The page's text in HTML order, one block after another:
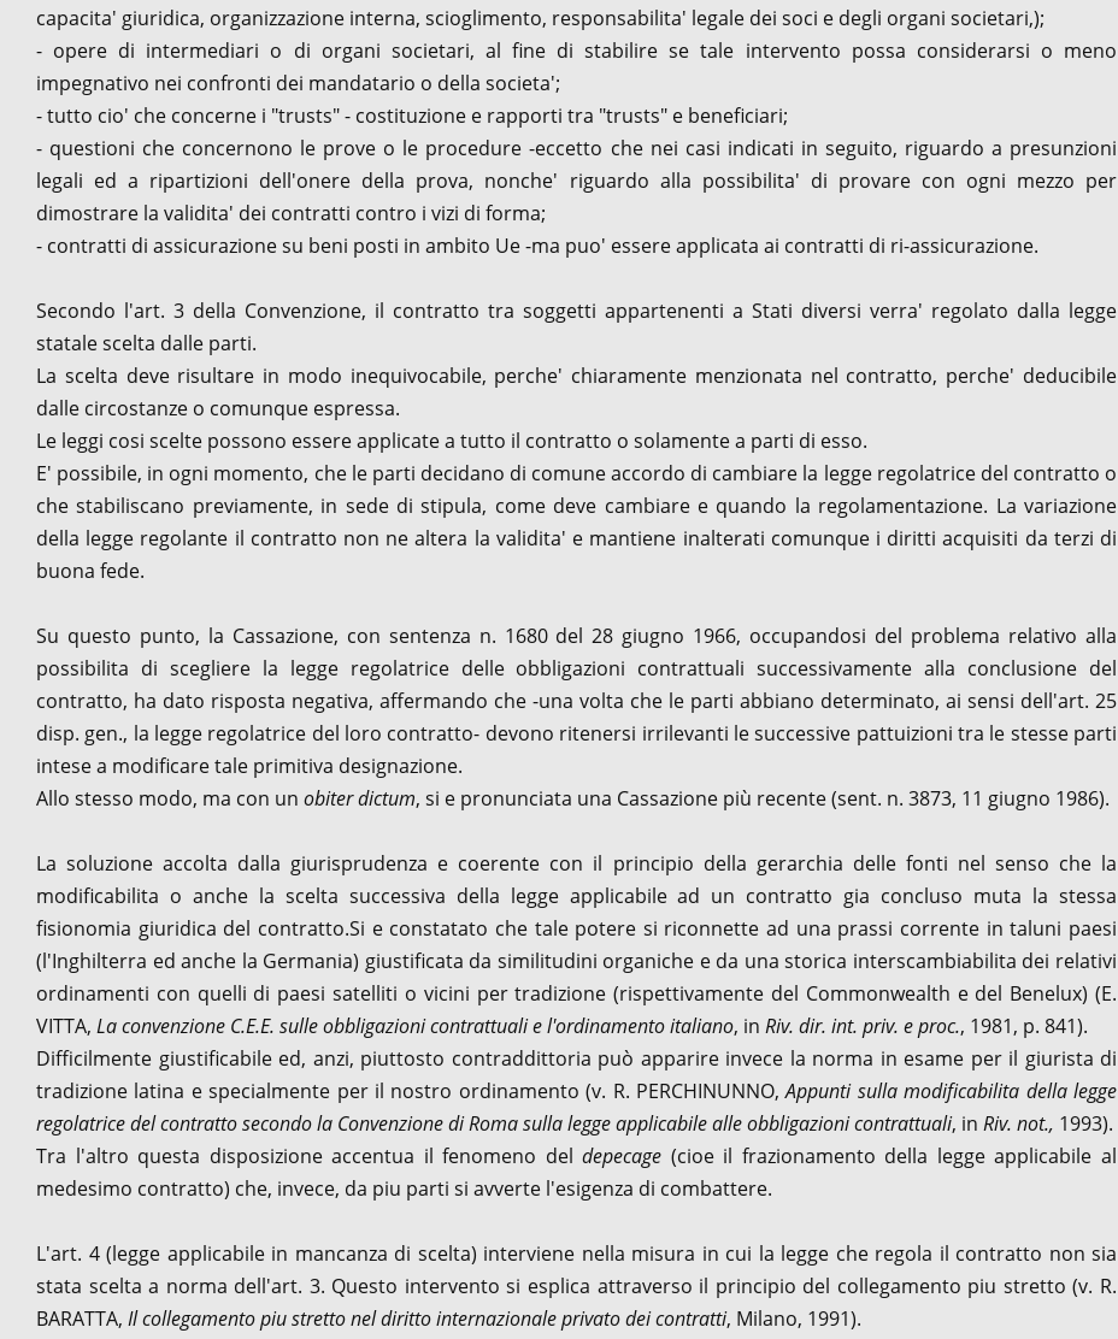
capacita' giuridica, organizzazione interna, scioglimento, responsabilita' legale dei soci e degli organi societari,);
- opere di intermediari o di organi societari, al fine di stabilire se tale intervento possa considerarsi o meno
impegnativo nei confronti dei mandatario o della societa';
- tutto cio' che concerne i "trusts" - costituzione e rapporti tra "trusts" e beneficiari;
- questioni che concernono le prove o le procedure -eccetto che nei casi indicati in seguito, riguardo a presunzioni
legali ed a ripartizioni dell'onere della prova, nonche' riguardo alla possibilita' di provare con ogni mezzo per
dimostrare la validita' dei contratti contro i vizi di forma;
- contratti di assicurazione su beni posti in ambito Ue -ma puo' essere applicata ai contratti di ri-assicurazione.
Secondo l'art. 3 della Convenzione, il contratto tra soggetti appartenenti a Stati diversi verra' regolato dalla legge
statale scelta dalle parti.
La scelta deve risultare in modo inequivocabile, perche' chiaramente menzionata nel contratto, perche' deducibile
dalle circostanze o comunque espressa.
Le leggi cosi scelte possono essere applicate a tutto il contratto o solamente a parti di esso.
E' possibile, in ogni momento, che le parti decidano di comune accordo di cambiare la legge regolatrice del contratto o
che stabiliscano previamente, in sede di stipula, come deve cambiare e quando la regolamentazione. La variazione
della legge regolante il contratto non ne altera la validita' e mantiene inalterati comunque i diritti acquisiti da terzi di
buona fede.
Su questo punto, la Cassazione, con sentenza n. 1680 del 28 giugno 1966, occupandosi del problema relativo alla
possibilita di scegliere la legge regolatrice delle obbligazioni contrattuali successivamente alla conclusione del
contratto, ha dato risposta negativa, affermando che -una volta che le parti abbiano determinato, ai sensi dell'art. 25
disp. gen., la legge regolatrice del loro contratto- devono ritenersi irrilevanti le successive pattuizioni tra le stesse parti
intese a modificare tale primitiva designazione.
Allo stesso modo, ma con un obiter dictum, si e pronunciata una Cassazione più recente (sent. n. 3873, 11 giugno 1986).
La soluzione accolta dalla giurisprudenza e coerente con il principio della gerarchia delle fonti nel senso che la
modificabilita o anche la scelta successiva della legge applicabile ad un contratto gia concluso muta la stessa
fisionomia giuridica del contratto.Si e constatato che tale potere si riconnette ad una prassi corrente in taluni paesi
(l'Inghilterra ed anche la Germania) giustificata da similitudini organiche e da una storica interscambiabilita dei relativi
ordinamenti con quelli di paesi satelliti o vicini per tradizione (rispettivamente del Commonwealth e del Benelux) (E.
VITTA, La convenzione C.E.E. sulle obbligazioni contrattuali e l'ordinamento italiano, in Riv. dir. int. priv. e proc., 1981, p. 841).
Difficilmente giustificabile ed, anzi, piuttosto contraddittoria può apparire invece la norma in esame per il giurista di
tradizione latina e specialmente per il nostro ordinamento (v. R. PERCHINUNNO,Appunti sulla modificabilita della legge
regolatrice del contratto secondo la Convenzione di Roma sulla legge applicabile alle obbligazioni contrattuali, in Riv. not., 1993).
Tra l'altro questa disposizione accentua il fenomeno deldepecage (cioe il frazionamento della legge applicabile al
medesimo contratto) che, invece, da piu parti si avverte l'esigenza di combattere.
L'art. 4 (legge applicabile in mancanza di scelta) interviene nella misura in cui la legge che regola il contratto non sia
stata scelta a norma dell'art. 3. Questo intervento si esplica attraverso il principio del collegamento piu stretto (v. R.
BARATTA, Il collegamento piu stretto nel diritto internazionale privato dei contratti, Milano, 1991).